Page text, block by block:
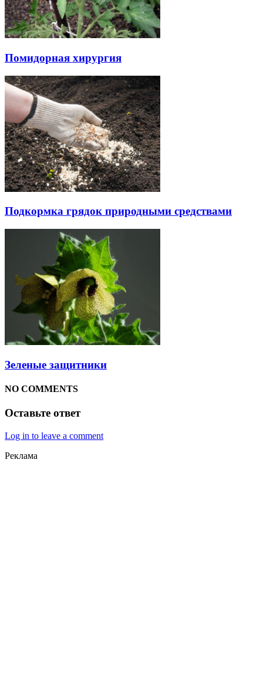
Помидорная хирургия
Подкормка грядок природными средствами
Зеленые защитники
NO COMMENTS
Оставьте ответ
Log in to leave a comment
Реклама